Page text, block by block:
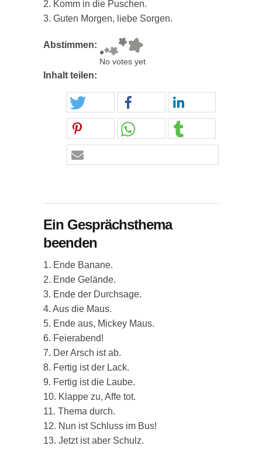
2. Komm in die Puschen.
3. Guten Morgen, liebe Sorgen.
Abstimmen:
No votes yet
Inhalt teilen:
Ein Gesprächsthema
beenden
1. Ende Banane.
2. Ende Gelände.
3. Ende der Durchsage.
4. Aus die Maus.
5. Ende aus, Mickey Maus.
6. Feierabend!
7. Der Arsch ist ab.
8. Fertig ist der Lack.
9. Fertig ist die Laube.
10. Klappe zu, Affe tot.
11. Thema durch.
12. Nun ist Schluss im Bus!
13. Jetzt ist aber Schulz.